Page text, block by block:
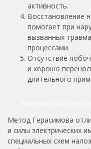
активность.
Восстановление
помогает при
вызванных
процессами.
Отсутствие
и хорошо
длительного
Метод Герасимова
и силы электрических
специальных схем